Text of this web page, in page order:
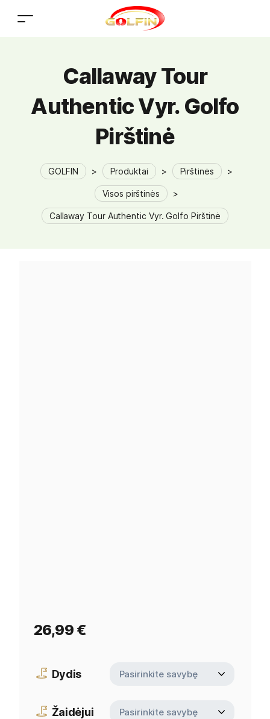
Callaway Tour
Authentic Vyr. Golfo
Pirštinė
GOLFIN > Produktai > Pirštinės >
Visos pirštinės >
Callaway Tour Authentic Vyr. Golfo Pirštinė
26,99 €
Dydis
Žaidėjui